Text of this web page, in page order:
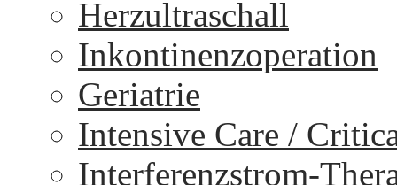
Herzultraschall
Inkontinenzoperation
Geriatrie
Intensive Care /
Interferenzstrom-